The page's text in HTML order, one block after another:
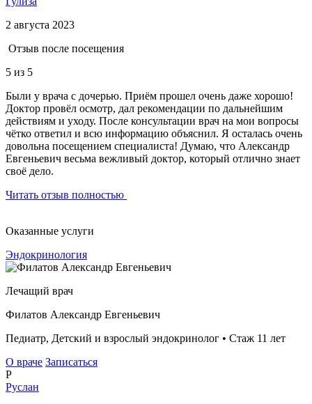
2 августа 2023
Отзыв после посещения
5 из 5
Были у врача с дочерью. Приём прошел очень даже хорошо!
Доктор провёл осмотр, дал рекомендации по дальнейшим
действиям и уходу. После консультации врач на мои вопросы
чётко ответил и всю информацию объяснил. Я осталась очень
довольна посещением специалиста! Думаю, что Александр
Евгеньевич весьма вежливый доктор, который отлично знает
своё дело.
Читать отзыв полностью
Оказанные услуги
Эндокринология
Лечащий врач
Филатов Александр Евгеньевич
Педиатр, Детский и взрослый эндокринолог • Стаж 11 лет
О враче Записаться
Р
Руслан